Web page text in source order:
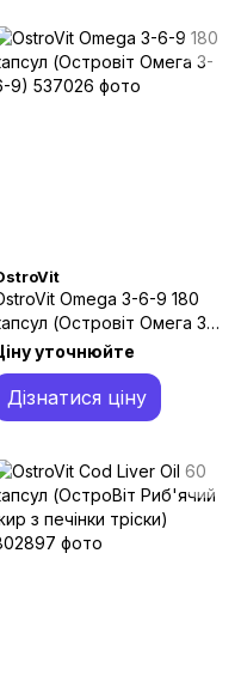
Omega 3-6-9 180
(Островіт Омега 3-
9) уточнюйте
Дізнатися ціну